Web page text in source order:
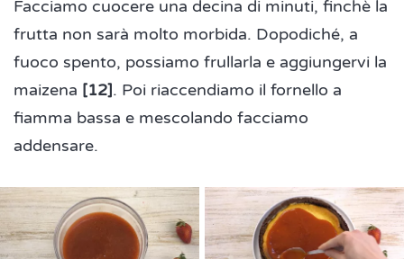
Facciamo cuocere una decina di minuti, finchè la
frutta non sarà molto morbida. Dopodiché, a
fuoco spento, possiamo frullarla e aggiungervi la
maizena [12]. Poi riaccendiamo il fornello a
fiamma bassa e mescolando facciamo
addensare.